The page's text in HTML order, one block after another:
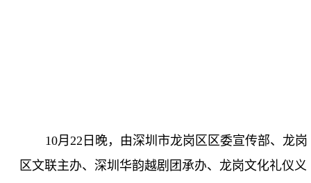
10月22 日晚，由深圳市龙岗区区委宣传部、龙岗
区文联主办、深圳华韵越剧团承办、龙岗文化礼仪义